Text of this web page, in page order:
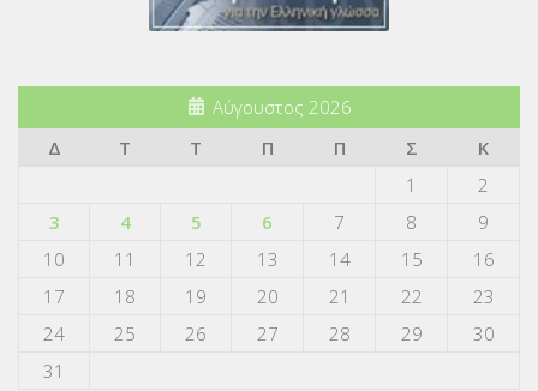
Αύγουστος 2026
Δ
Τ Τ Π Π Σ
Κ
1
2
3
4 5 6 7 8
9
10
11 12 13 14 15
16
17
18 19 20 21 22
23
24
25 26 27 28 29
30
31